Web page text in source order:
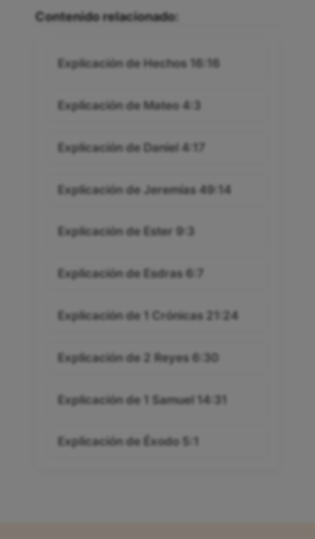
Contenido relacionado:
Explicación de Hechos 16:16
Explicación de Mateo 4:3
Explicación de Daniel 4:17
Explicación de Jeremías 49:14
Explicación de Ester 9:3
Explicación de Esdras 6:7
Explicación de 1 Crónicas 21:24
Explicación de 2 Reyes 6:30
Explicación de 1 Samuel 14:31
Explicación de Éxodo 5:1